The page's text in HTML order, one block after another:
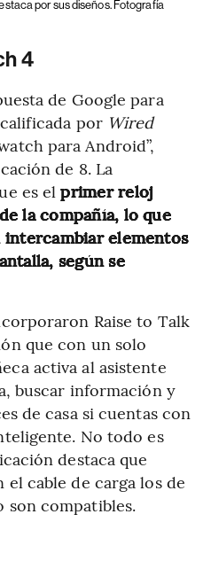
por sus diseños. Fotografía
4
de Google para
por Wired
para Android”,
de 8. La
es elprimer reloj
la compañía, lo que
elementos
según se
Raise to Talk
que con un solo
activa al asistente
buscar información y
de casa si cuentas con
No todo es
destaca que
cable de carga los de
son compatibles.